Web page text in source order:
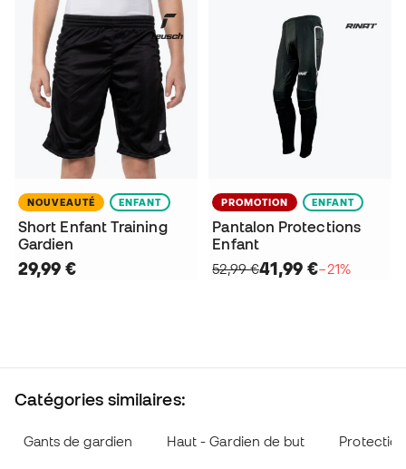
NOUVEAUTÉ ENFANT
Short Enfant Training
Gardien
29,99 €
PROMOTION ENFANT
Pantalon Protections
Enfant
52,99 €41,99 €−21%
Catégories similaires:
Gants de gardien Haut - Gardien de but